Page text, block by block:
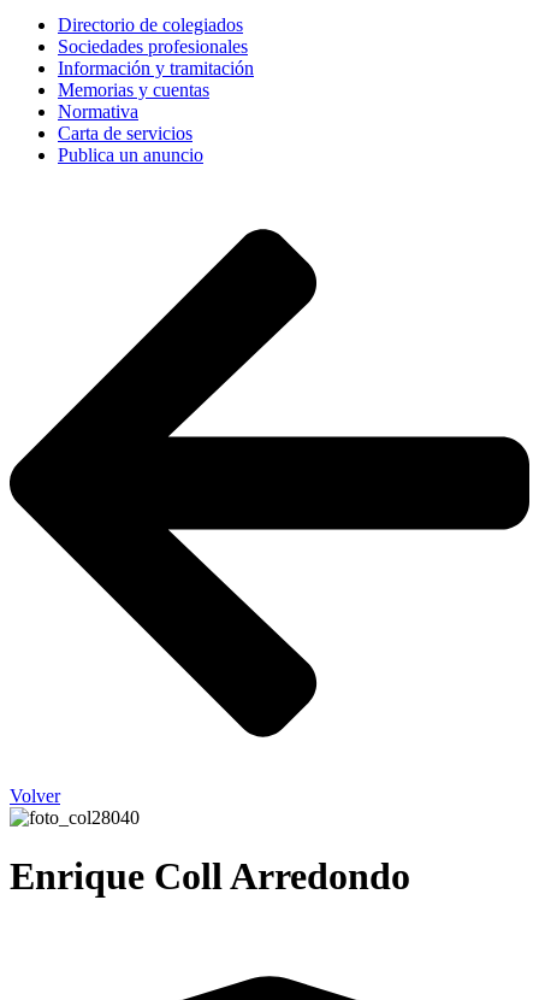
Directorio de colegiados
Sociedades profesionales
Información y tramitación
Memorias y cuentas
Normativa
Carta de servicios
Publica un anuncio
Volver
Enrique Coll Arredondo